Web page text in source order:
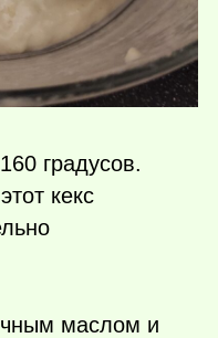
градусов.
кекс
маслом и